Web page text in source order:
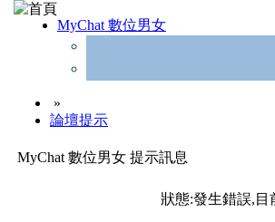
MyChat 數位男女
»
論壇提示
MyChat 數位男女 提示訊息
狀態:發生錯誤,目